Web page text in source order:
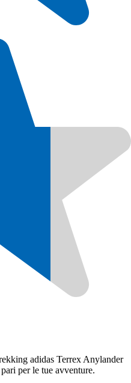
adidas Terrex Anylander
per le tue avventure.